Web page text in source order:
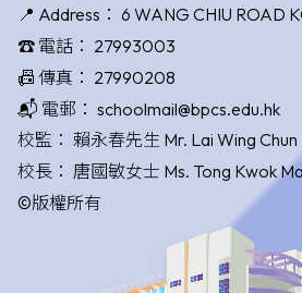
📍 Address： 6 WANG CHIU ROAD
☎️ 電話： 27993003
📠 傳真： 27990208
📬 電郵： schoolmail@bpcs.edu.hk
校監： 賴永春先生 Mr. Lai Wing Chun
校長： 唐國敏女士 Ms. Tong Kwok
©版權所有